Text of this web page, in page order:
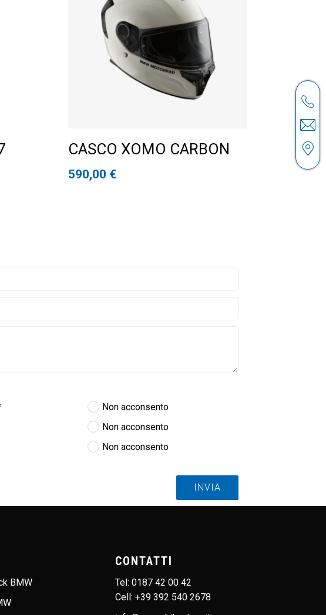
CASCO XOMO CARBON
590,00 €
Non acconsento
Non acconsento
Non acconsento
INVIA
BMW
CONTATTI
Tel:0187 42 00 42
Cell:+39 392 540 2678